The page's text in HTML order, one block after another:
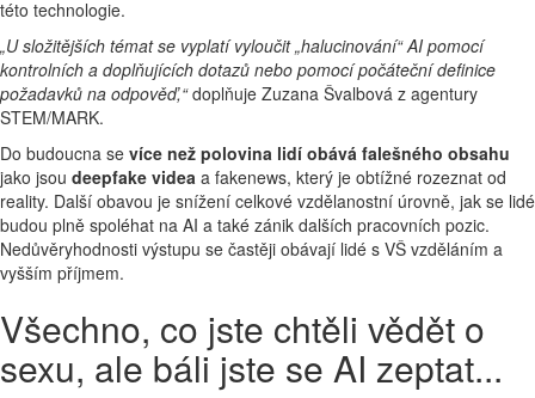
této technologie.
„U složitějších témat se vyplatí vyloučit „halucinování“ AI pomocí
kontrolních a doplňujících dotazů nebo pomocí počáteční definice
požadavků na odpověď,“doplňuje Zuzana Švalbová z agentury
STEM/MARK.
Do budoucna se více než polovina lidí obává falešného obsahu
jako jsou deepfake videa a fakenews, který je obtížné rozeznat od
reality. Další obavou je snížení celkové vzdělanostní úrovně, jak se lidé
budou plně spoléhat na AI a také zánik dalších pracovních pozic.
Nedůvěryhodnosti výstupu se častěji obávají lidé s VŠ vzděláním a
vyšším příjmem.
Všechno, co jste chtěli vědět o
sexu, ale báli jste se AI zeptat...